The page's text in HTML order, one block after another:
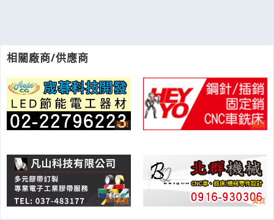
相關廠商/供應商